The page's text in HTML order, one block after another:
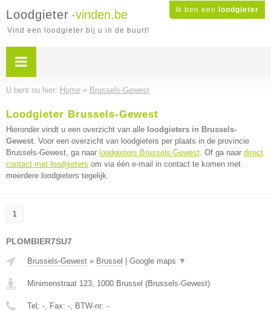
Ik ben een loodgieter
Loodgieter -vinden.be
Vind een loodgieter bij u in de buurt!
U bent nu hier: Home » Brussels-Gewest
Loodgieter Brussels-Gewest
Hieronder vindt u een overzicht van alle loodgieters in Brussels-
Gewest. Voor een overzicht van loodgieters per plaats in de provincie
Brussels-Gewest, ga naar loodgieters Brussels-Gewest. Of ga naar direct
contact met loodgieters om via één e-mail in contact te komen met
meerdere loodgieters tegelijk.
1
PLOMBIER7SU7
Brussels-Gewest » Brussel Google maps ▼
Minimenstraat 123, 1000 Brussel (Brussels-Gewest)
Tel: -, Fax: -, BTW-nr: -